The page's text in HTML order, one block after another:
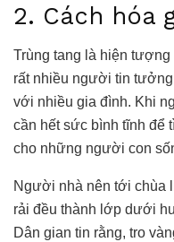
2. Cách hóa
Trùng tang là hiện
rất nhiều người tin
với nhiều gia đình. Khi
cần hết sức bình tĩnh để
cho những người con
Người nhà nên tới chùa
rải đều thành lớp dưới
Dân gian tin rằng, tro